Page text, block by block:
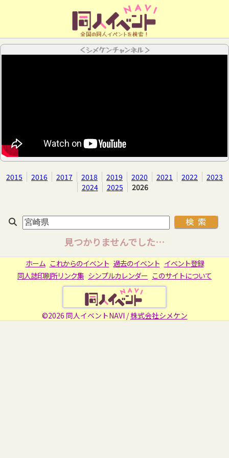
全国の同人イベントを検索！
＜シメケンチャンネル＞
2015 2016 2017 2018 2019 2020 2021 2022
2023
2024
2025 2026
見つかりませんでした…
ホーム これからのイベント 過去のイベント イベント登録
同人誌印刷所リンク集 シンプルカレンダー このサイトについて
©2026 同人イベントNAVI /株式会社シメケン